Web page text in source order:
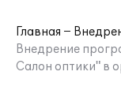
Главная
Внедрение
Салон оптики" в